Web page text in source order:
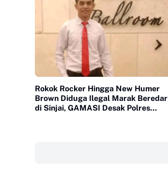
Rokok Rocker Hingga New Humer
Brown Diduga Ilegal Marak Beredar
di Sinjai, GAMASI Desak Polres